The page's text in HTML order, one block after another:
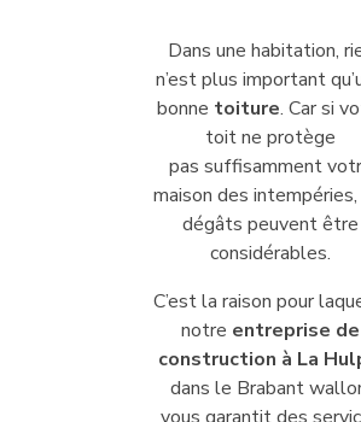
Dans une habitation,
n’est plus important
bonne toiture. Car si
toit ne protège
pas suffisamment
maison des
dégâts peuvent être
considérables.
C’est la raison pour
notre entreprise de
construction à La
dans le Brabant